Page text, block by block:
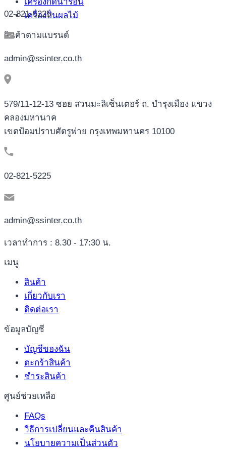
เครื่องปั่นผลไม้
สินค้าตามแบรนด์
02-821-5225
admin@ssinter.co.th
579/11-12-13 ซอย สวนมะลิเซ็นเตอร์ ถ. บำรุงเมือง แขวง
คลองมหานาค
เขตป้อมปราบศัตรูพ่าย กรุงเทพมหานคร 10100
02-821-5225
admin@ssinter.co.th
เวลาทำการ : 8.30 - 17:30 น.
เมนู
สินค้า
เกี่ยวกับเรา
ติดต่อเรา
ข้อมูลบัญชี
บัญชีของฉัน
ตะกร้าสินค้า
ชำระสินค้า
ศูนย์ช่วยเหลือ
FAQs
วิธีการเปลี่ยนและคืนสินค้า
นโยบายความเป็นส่วนตัว